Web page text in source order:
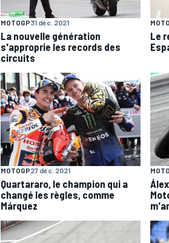
WRC
MOTOGP31 déc. 2021
La nouvelle génération
s'approprie les records des
circuits
Le
MOTOGP27 déc. 2021
Quartararo, le champion qui a
changé les règles, comme
Márquez